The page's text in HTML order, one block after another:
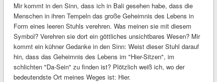
Mir kommt in den Sinn, dass ich in Bali gesehen habe, dass die
Menschen in ihren Tempeln das große Geheimnis des Lebens in
Form eines leeren Stuhls verehren. Was meinen sie mit diesem
Symbol? Verehren sie dort ein göttliches unsichtbares Wesen? Mir
kommt ein kühner Gedanke in den Sinn: Weist dieser Stuhl darauf
hin, dass das Geheimnis des Lebens im "Hier-Sitzen", im
schlichten "Da-Sein" zu finden ist? Plötzlich weiß ich, wo der
bedeutendste Ort meines Weges ist: Hier.